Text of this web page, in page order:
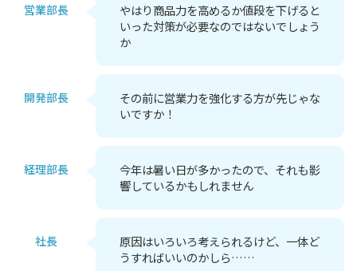
営業部長
やはり商品力を高めるか値段を下げると
いった対策が必要なのではないでしょう
か
開発部長
その前に営業力を強化する方が先じゃな
いですか！
経理部長
今年は暑い日が多かったので、それも影
響しているかもしれません
社長
原因はいろいろ考えられるけど、一体ど
うすればいいのかしら……